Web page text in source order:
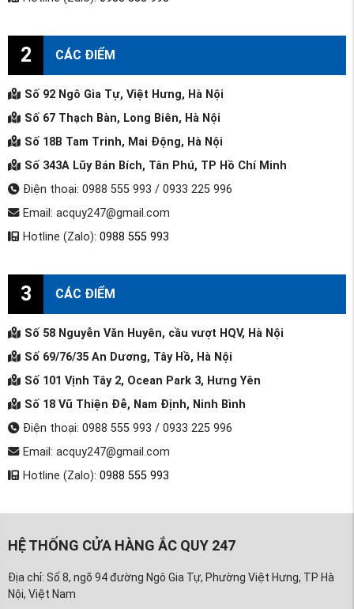
2 CÁC ĐIỂM
Số 92 Ngô Gia Tự, Việt Hưng, Hà Nội
Số 67 Thạch Bàn, Long Biên, Hà Nội
Số 18B Tam Trinh, Mai Động, Hà Nội
Số 343A Lũy Bán Bích, Tân Phú, TP Hồ Chí Minh
Điện thoại: 0988 555 993 / 0933 225 996
Email: acquy247@gmail.com
Hotline (Zalo): 0988 555 993
3 CÁC ĐIỂM
Số 58 Nguyễn Văn Huyên, cầu vượt HQV, Hà Nội
Số 69/76/35 An Dương, Tây Hồ, Hà Nội
Số 101 Vịnh Tây 2, Ocean Park 3, Hưng Yên
Số 18 Vũ Thiện Đễ, Nam Định, Ninh Bình
Điện thoại: 0988 555 993 / 0933 225 996
Email: acquy247@gmail.com
Hotline (Zalo): 0988 555 993
HỆ THỐNG CỬA HÀNG ẮC QUY 247
Địa chỉ: Số 8, ngõ 94 đường Ngô Gia Tự, Phường Việt Hưng, TP Hà
Nội, Việt Nam